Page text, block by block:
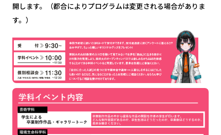
開します。（都合によりプログラムは変更される場合がありま
す。）